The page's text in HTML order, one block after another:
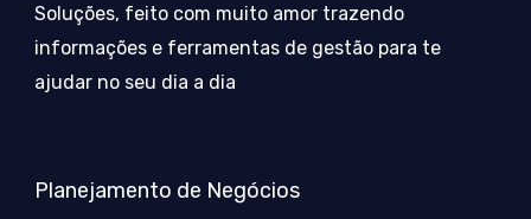
Soluções, feito com muito amor trazendo
informações e ferramentas de gestão para te
ajudar no seu dia a dia
Planejamento de Negócios